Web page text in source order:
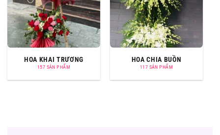
HOA KHAI TRƯƠNG
157 SẢN PHẨM
HOA CHIA BUỒN
117 SẢN PHẨM